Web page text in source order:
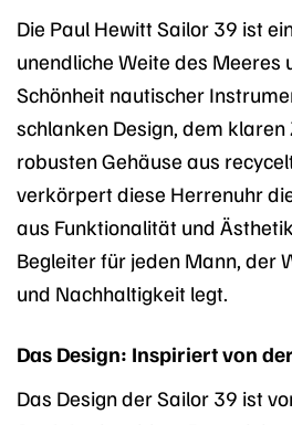
Die Paul Hewitt Sailor 39 ist
unendliche Weite des Meeres
Schönheit nautischer
schlanken Design, dem
robusten Gehäuse aus
verkörpert diese Herrenuhr
aus Funktionalität und
Begleiter für jeden Mann, der
und Nachhaltigkeit legt.
Das Design: Inspiriert von
Das Design der Sailor 39 ist